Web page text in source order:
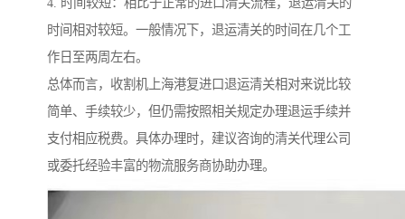
时间相对较短。一般情况下，退运清关的时间在几个工
作日至两周左右。
总体而言，收割机上海港复进口退运清关相对来说比较
简单、手续较少，但仍需按照相关规定办理退运手续并
支付相应税费。具体办理时，建议咨询的清关代理公司
或委托经验丰富的物流服务商协助办理。